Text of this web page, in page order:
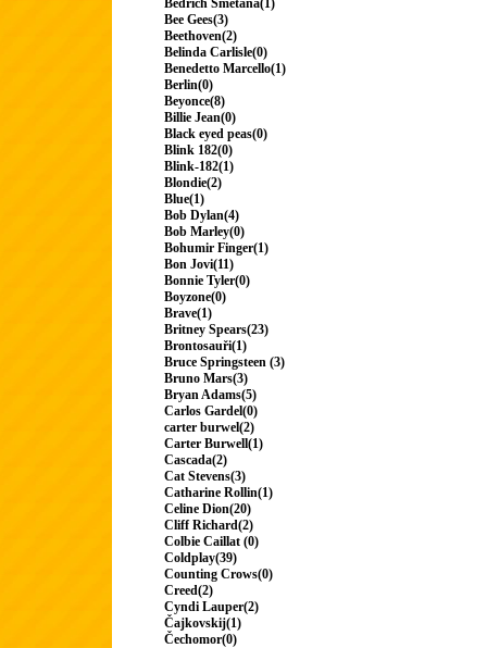
Bedřich Smetana(1)
Bee Gees(3)
Beethoven(2)
Belinda Carlisle(0)
Benedetto Marcello(1)
Berlin(0)
Beyonce(8)
Billie Jean(0)
Black eyed peas(0)
Blink 182(0)
Blink-182(1)
Blondie(2)
Blue(1)
Bob Dylan(4)
Bob Marley(0)
Bohumir Finger(1)
Bon Jovi(11)
Bonnie Tyler(0)
Boyzone(0)
Brave(1)
Britney Spears(23)
Brontosauři(1)
Bruce Springsteen (3)
Bruno Mars(3)
Bryan Adams(5)
Carlos Gardel(0)
carter burwel(2)
Carter Burwell(1)
Cascada(2)
Cat Stevens(3)
Catharine Rollin(1)
Celine Dion(20)
Cliff Richard(2)
Colbie Caillat (0)
Coldplay(39)
Counting Crows(0)
Creed(2)
Cyndi Lauper(2)
Čajkovskij(1)
Čechomor(0)